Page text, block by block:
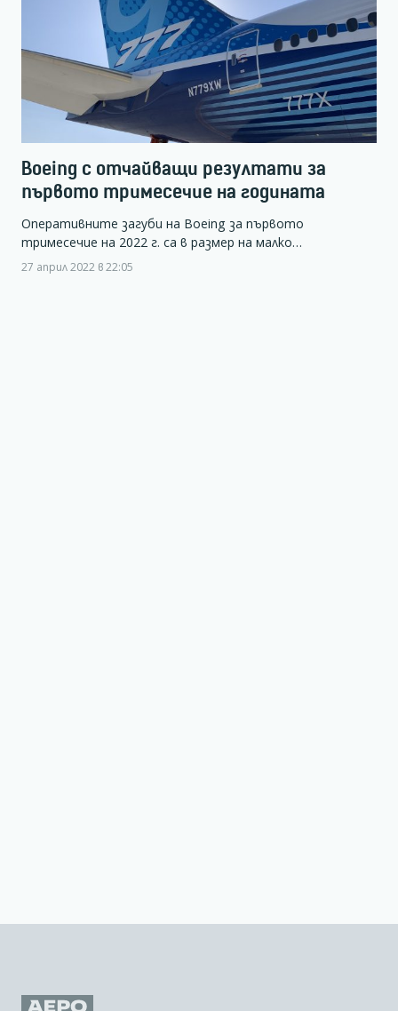
Boeing с отчайващи резултати за
първото тримесечие на годината
Оперативните загуби на Boeing за първото
тримесечие на 2022 г. са в размер на малко…
27 април 2022 в 22:05